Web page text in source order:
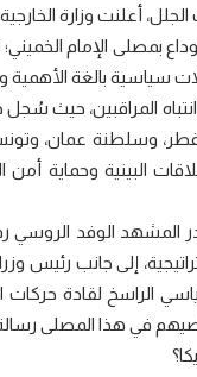
أعلنت وزارة
العزاء والوداع بمصلى
سياسية بالغة الأهمية
المراقبين، حيث
وسلطنة عمان،
البينية وحماية أمن
المشهد الوفد
إلى جانب
الراسخ لقادة
في هذا المصلى